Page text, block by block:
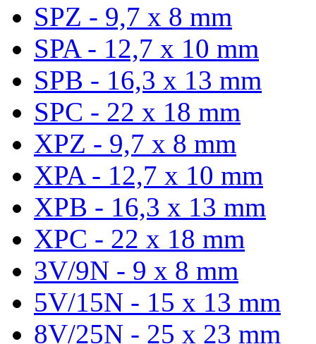
SPZ - 9,7 x 8 mm
SPA - 12,7 x 10 mm
SPB - 16,3 x 13 mm
SPC - 22 x 18 mm
XPZ - 9,7 x 8 mm
XPA - 12,7 x 10 mm
XPB - 16,3 x 13 mm
XPC - 22 x 18 mm
3V/9N - 9 x 8 mm
5V/15N - 15 x 13 mm
8V/25N - 25 x 23 mm